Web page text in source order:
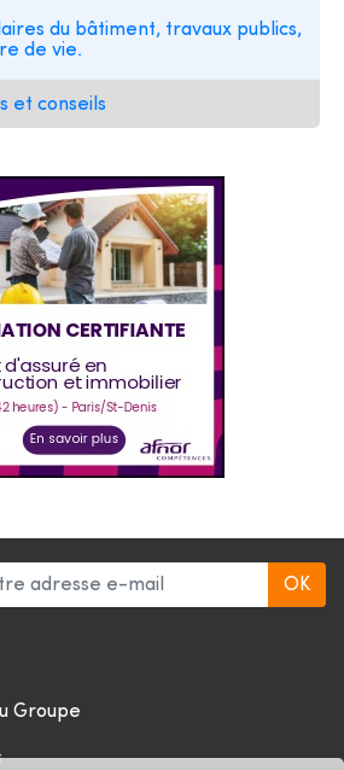
du bâtiment, travaux publics,
de vie.
et conseils
Groupe